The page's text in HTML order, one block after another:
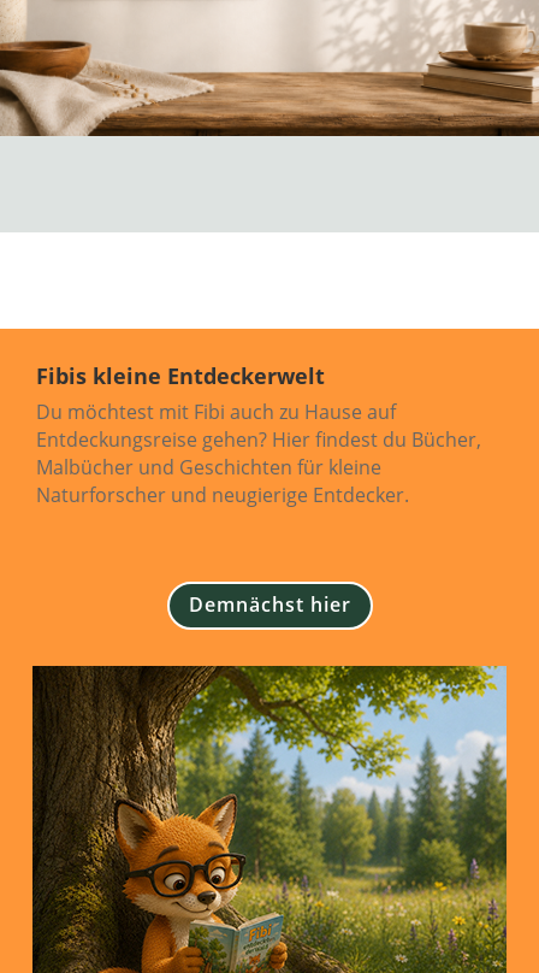
Fibis kleine Entdeckerwelt
Du möchtest mit Fibi auch zu Hause auf
Entdeckungsreise gehen? Hier findest du Bücher,
Malbücher und Geschichten für kleine
Naturforscher und neugierige Entdecker.
Demnächst hier